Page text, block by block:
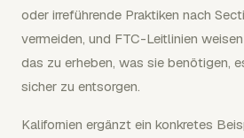
oder irreführende Praktiken nach
vermeiden, und FTC-Leitlinien
das zu erheben, was sie benötigen,
sicher zu entsorgen.
Kalifornien ergänzt ein konkretes